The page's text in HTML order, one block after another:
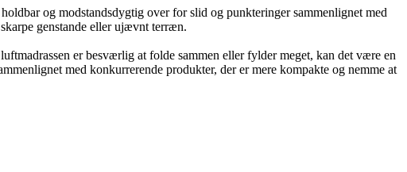
og modstandsdygtig over for slid og punkteringer sammenlignet med
genstande eller ujævnt terræn.
er besværlig at folde sammen eller fylder meget, kan det være en
med konkurrerende produkter, der er mere kompakte og nemme at